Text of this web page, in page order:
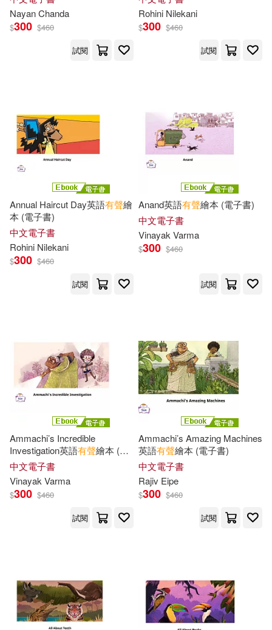
渡邊由里(36) 龔勛(36)
美國美泰公司(35) 蘇秦(35)
DT企劃(34) Ginger(34)
Hackers Academia(34)
Howie(34) Minsky(34)
戴晨志(34)
美國卡洛斯出版集團編著(34)
莎士比亞(34) 許添盛(34)
陳麗雲(34)
（法）儒勒·凡爾納(34)
(法)凡爾納(33)
ENJOY美術創意編輯部(33)
小熊出版(152) 風車(151)
中央編譯出版社(150)
江西美術出版社(150)
長春出版社(150)
未來出版社(149)
吉林大學出版社(148)
哈爾濱出版社(145)
北京少年兒童出版社(142)
南開大學出版社(142)
東方出版社(140)
Nayan Chanda
$300 $460
試閱
Rohini Nilekani
$300 $460
試閱
Annual Haircut Day英語有聲繪
本 (電子書)
中文電子書
Rohini Nilekani
$300 $460
試閱
Anand英語有聲繪本 (電子書)
中文電子書
Vinayak Varma
$300 $460
試閱
Ammachi’s Incredible
Investigation英語有聲繪本 (電
子書)
中文電子書
Vinayak Varma
$300 $460
試閱
Ammachi’s Amazing Machines
英語有聲繪本 (電子書)
中文電子書
Rajiv Eipe
$300 $460
試閱